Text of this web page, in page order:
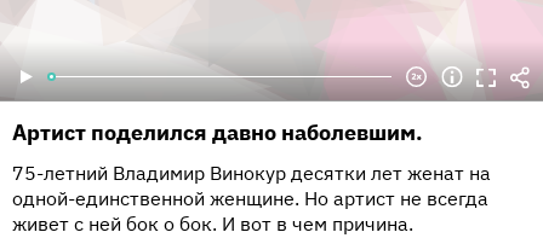
Артист поделился давно наболевшим.
75-летний Владимир Винокур десятки лет женат на
одной-единственной женщине. Но артист не всегда
живет с ней бок о бок. И вот в чем причина.